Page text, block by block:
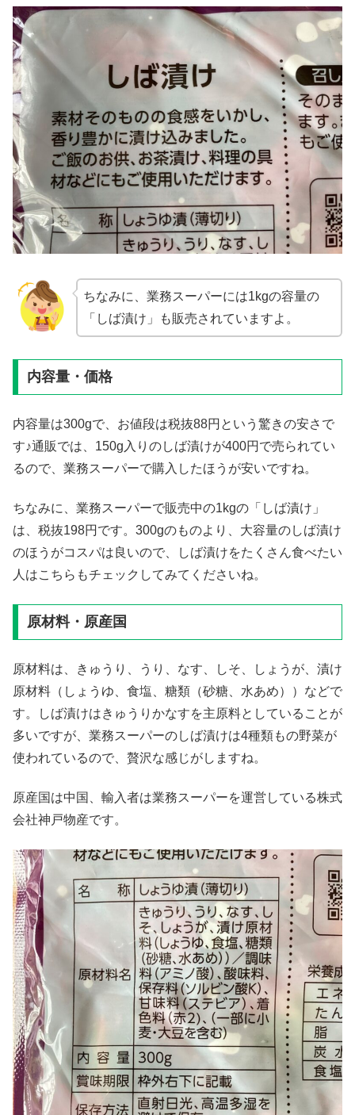
ちなみに、業務スーパーには1kgの容量の
「しば漬け」も販売されていますよ。
内容量・価格
内容量は300gで、お値段は税抜88円という驚きの安さで
す♪通販では、150g入りのしば漬けが400円で売られてい
るので、業務スーパーで購入したほうが安いですね。
ちなみに、業務スーパーで販売中の1kgの「しば漬け」
は、税抜198円です。300gのものより、大容量のしば漬け
のほうがコスパは良いので、しば漬けをたくさん食べたい
人はこちらもチェックしてみてくださいね。
原材料・原産国
原材料は、きゅうり、うり、なす、しそ、しょうが、漬け
原材料（しょうゆ、食塩、糖類（砂糖、水あめ））などで
す。しば漬けはきゅうりかなすを主原料としていることが
多いですが、業務スーパーのしば漬けは4種類もの野菜が
使われているので、贅沢な感じがしますね。
原産国は中国、輸入者は業務スーパーを運営している株式
会社神戸物産です。